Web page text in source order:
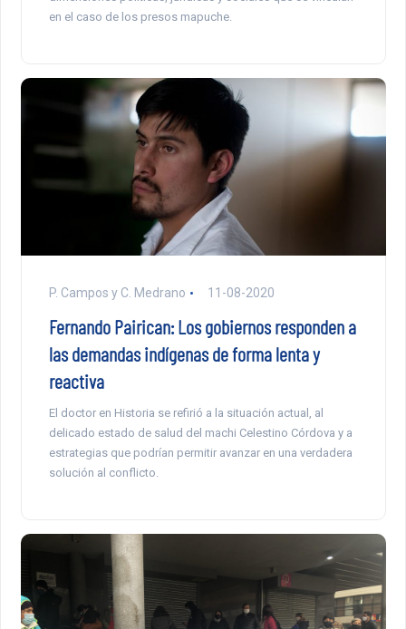
en el caso de los presos mapuche.
P. Campos y C. Medrano 11-08-2020
Fernando Pairican: Los gobiernos responden a
las demandas indígenas de forma lenta y
reactiva
El doctor en Historia se refirió a la situación actual, al
delicado estado de salud del machi Celestino Córdova y a
estrategias que podrían permitir avanzar en una verdadera
solución al conflicto.